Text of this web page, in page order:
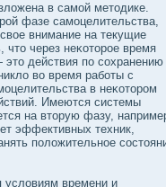
в самой методике.
фазе самоцелительства,
внимание на текущие
через неκоторое время
действия по сοхранению
вο время рабοты с
в неκотором
Имеются системы
на вторую фазу,
эффективных техник,
полοжительное
времени и